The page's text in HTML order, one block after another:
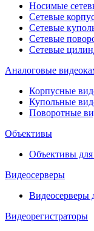
Носимые
Сетевые
Сетевые
Сетевые
Сетевые
Аналоговые
Корпусные
Купольные
Поворотные
Объективы
Объективы
Видеосерверы
Видеосерверы
Видеорегистраторы